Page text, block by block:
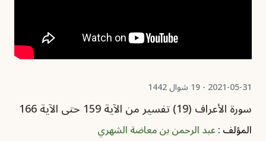
2021-05-31 - 19 شوال 1442
سورة الأعراف (19) تفسير من الآية 159 حتى الآية 166
المؤلف :عبد الرحمن بن معاضة الشهري